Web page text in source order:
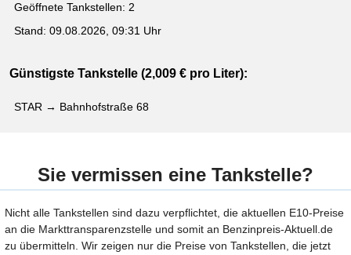
Geöffnete Tankstellen: 2
Stand: 09.08.2026, 09:31 Uhr
Günstigste Tankstelle (2,009 € pro Liter):
STAR → Bahnhofstraße 68
Sie vermissen eine Tankstelle?
Nicht alle Tankstellen sind dazu verpflichtet, die aktuellen E10-Preise
an die Markttransparenzstelle und somit an Benzinpreis-Aktuell.de
zu übermitteln. Wir zeigen nur die Preise von Tankstellen, die jetzt